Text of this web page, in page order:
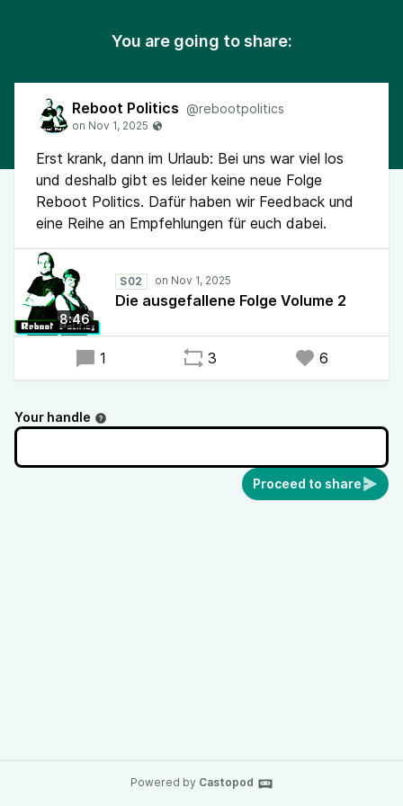
You are going to share:
Reboot Politics @rebootpolitics
Erst krank, dann im Urlaub: Bei uns war viel los
und deshalb gibt es leider keine neue Folge
Reboot Politics. Dafür haben wir Feedback und
eine Reihe an Empfehlungen für euch dabei.
8:46
S02
Die ausgefallene Folge Volume 2
1 3 6
Your handle
Proceed to share
Powered by Castopod